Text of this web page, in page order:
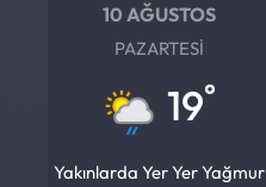
10 AĞUSTOS
PAZARTESI
19°
Yakınlarda Yer Yer Yağmur